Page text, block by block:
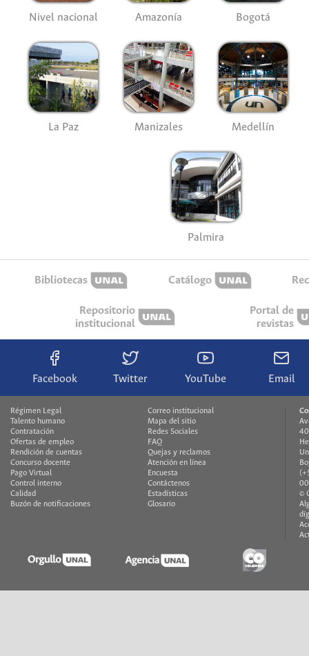
Nivel nacional Amazonía Bogotá
La Paz Manizales Medellín
Palmira
Bibliotecas Catálogo
Repositorio
institucional
Portal de
revistas
Facebook Twitter YouTube Email
Régimen Legal
Talento humano
Contratación
Ofertas de empleo
Rendición de cuentas
Concurso docente
Pago Virtual
Control interno
Calidad
Buzón de notificaciones
Correo institucional
Mapa del sitio
Redes Sociales
FAQ
Quejas y reclamos
Atención en línea
Encuesta
Contáctenos
Estadísticas
Glosario
©